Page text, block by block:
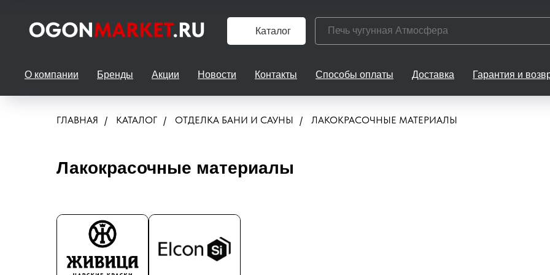
Каталог
О компании Бренды Акции Новости Контакты Способы оплаты Доставка Гарантия и
ГЛАВНАЯ / КАТАЛОГ / ОТДЕЛКА БАНИ И САУНЫ / ЛАКОКРАСОЧНЫЕ МАТЕРИАЛЫ
Лакокрасочные материалы